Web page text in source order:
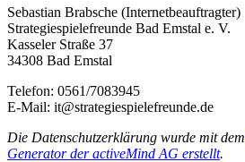
Sebastian Brabsche (Internetbeauftragter)
Strategiespielefreunde Bad Emstal e. V.
Kasseler Straße 37
34308 Bad Emstal
Telefon: 0561/7083945
E-Mail: it@strategiespielefreunde.de
Die Datenschutzerklärung wurde mit dem
Generator der activeMind AG erstellt.